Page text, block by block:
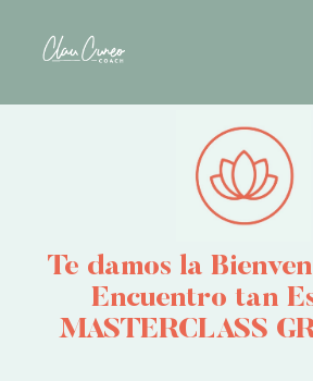
Te damos la
Encuentro tan
MASTERCLASS